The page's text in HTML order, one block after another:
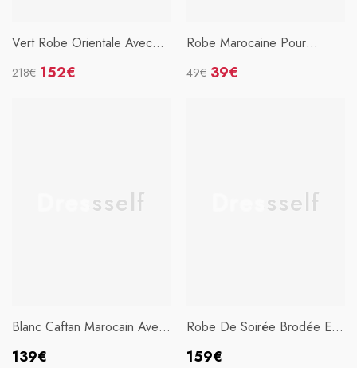
Vert Robe Orientale Avec
Broderie
218€ 152€
Robe Marocaine Pour
49€ 39€
Dressself
Blanc Caftan Marocain Avec
Broderie
Prix
139€
Dressself
Robe De Soirée Brodée En
Satin Vert Sirène
Prix
159€